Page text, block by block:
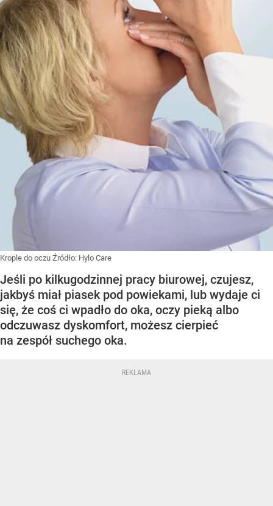
Krople do oczu Źródło: Hylo Care
Jeśli po kilkugodzinnej pracy biurowej, czujesz,
jakbyś miał piasek pod powiekami, lub wydaje ci
się, że coś ci wpadło do oka, oczy pieką albo
odczuwasz dyskomfort, możesz cierpieć
na zespół suchego oka.